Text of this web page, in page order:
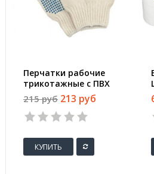
Перчатки рабочие
трикотажные с ПВХ
Точка 4 нити 10
класс 42 г (10 пар в
упаковке)
215 руб 213 руб
КУПИТЬ